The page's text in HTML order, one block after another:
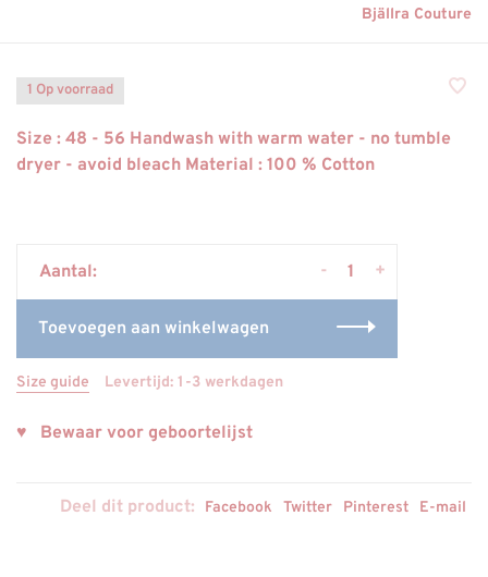
Bjällra Couture
1 Op voorraad
Size : 48 - 56 Handwash with warm water - no tumble
dryer - avoid bleach Material : 100 % Cotton
Aantal: +
-
Toevoegen aan winkelwagen
Size guide Levertijd: 1-3 werkdagen
♥ Bewaar voor geboortelijst
Deel dit product: Facebook Twitter Pinterest E-mail